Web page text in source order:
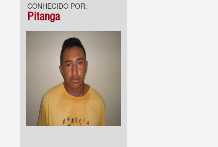
CONHECIDO POR:
Pitanga